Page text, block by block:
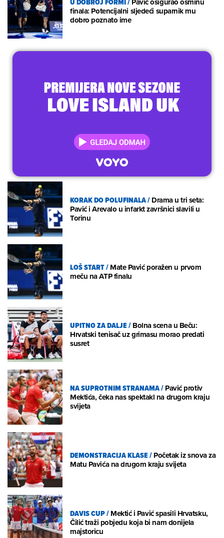
finala: Potencijalni sljedeći suparnik mu
dobro poznato ime
KORAK DO POLUFINALA/Drama u tri seta:
Pavić i Arevalo u infarkt završnici slavili u
Torinu
LOŠ START/Mate Pavić poražen u prvom
meču na ATP finalu
UPITNO ZA DALJE/Bolna scena u Beču:
Hrvatski tenisač uz grimasu morao predati
susret
NA SUPROTNIM STRANAMA/Pavić protiv
Mektića, čeka nas spektakl na drugom kraju
svijeta
DEMONSTRACIJA KLASE/Početak iz snova za
Matu Pavića na drugom kraju svijeta
DAVIS CUP/Mektić i Pavić spasili Hrvatsku,
Čilić traži pobjedu koja bi nam donijela
majstoricu